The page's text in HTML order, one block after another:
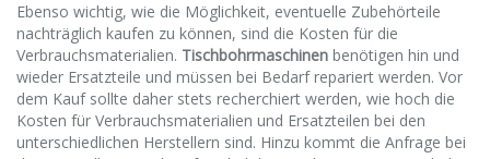
Ebenso wichtig, wie die Möglichkeit, eventuelle Zubehörteile
nachträglich kaufen zu können, sind die Kosten für die
Verbrauchsmaterialien. Tischbohrmaschinen benötigen hin und
wieder Ersatzteile und müssen bei Bedarf repariert werden. Vor
dem Kauf sollte daher stets recherchiert werden, wie hoch die
Kosten für Verbrauchsmaterialien und Ersatzteilen bei den
unterschiedlichen Herstellern sind. Hinzu kommt die Anfrage bei